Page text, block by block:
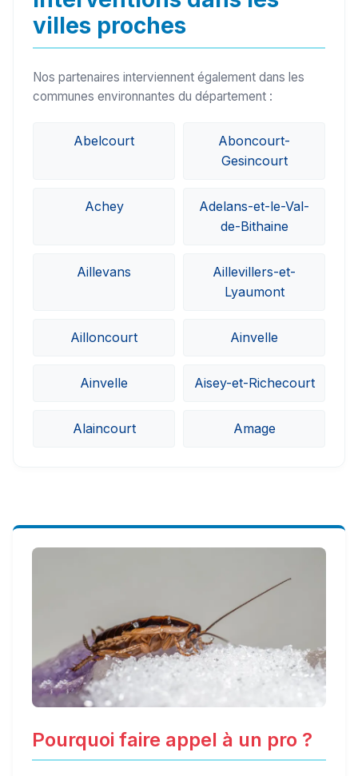
villes proches
Nos partenaires interviennent également dans les
communes environnantes du département :
Abelcourt
Aboncourt-
Gesincourt
Achey
Adelans-et-le-Val-
de-Bithaine
Aillevans
Aillevillers-et-
Lyaumont
Ailloncourt Ainvelle
Ainvelle Aisey-et-Richecourt
Alaincourt Amage
Pourquoi faire appel à un pro ?